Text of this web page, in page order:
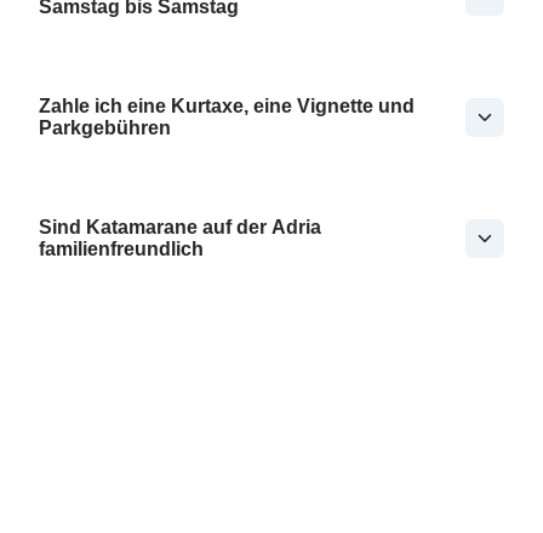
Samstag bis Samstag
Zahle ich eine Kurtaxe, eine Vignette und
Parkgebühren
Sind Katamarane auf der Adria
familienfreundlich